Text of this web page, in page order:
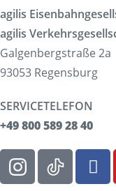
agilis
agilis
Galgenbergstraße 2a
93053 Regensburg
SERVICETELEFON
+49 800 589 28 40